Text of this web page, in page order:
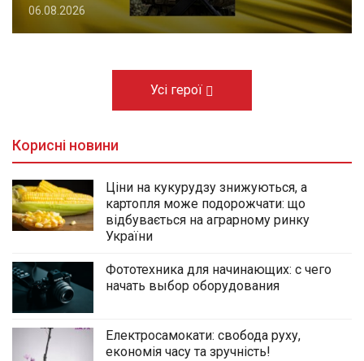
06.08.2026
Усі герої
Корисні новини
Ціни на кукурудзу знижуються, а
картопля може подорожчати: що
відбувається на аграрному ринку
України
Фототехника для начинающих: с чего
начать выбор оборудования
Електросамокати: свобода руху,
економія часу та зручність!